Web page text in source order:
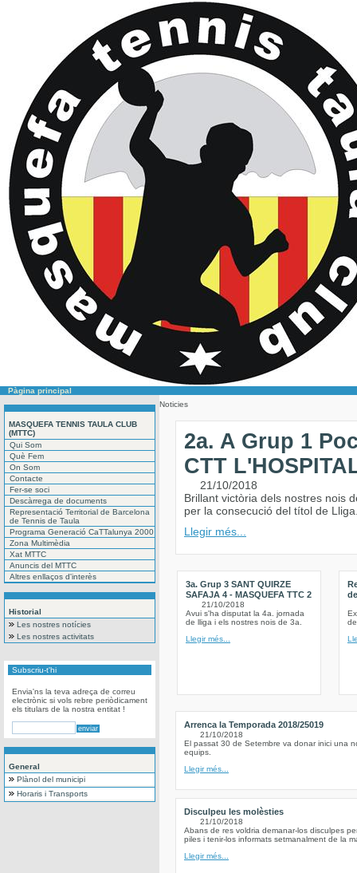
Pàgina principal
MASQUEFA TENNIS TAULA CLUB
(MTTC)
Qui Som
Què Fem
On Som
Contacte
Fer-se soci
Descàrrega de documents
Representació Territorial de Barcelona
de Tennis de Taula
Programa Generació CaTTalunya 2000
Zona Multimèdia
Xat MTTC
Anuncis del MTTC
Altres enllaços d'interès
Historial
Les nostres notícies
Les nostres activitats
Subscriu-t'hi
Envia'ns la teva adreça de correu
electrònic si vols rebre periòdicament
els titulars de la nostra entitat !
General
Plànol del municipi
Horaris i Transports
Noticies
2a. A Grup 1
CTT
21/10/2018
Brillant victòria dels nostres nois
per la consecució del títol de
Llegir més...
3a. Grup 3 SANT QUIRZE
SAFAJA 4 - MASQUEFA TTC 2
21/10/2018
Avui s'ha disputat la 4a. jornada
de lliga i els nostres nois de 3a.
Llegir més...
Arrenca la Temporada 2018/25019
21/10/2018
El passat 30 de Setembre va donar inici una
equips.
Llegir més...
Disculpeu les molèsties
21/10/2018
Abans de res voldria demanar-los disculpes
piles i tenir-los informats setmanalment de la
Llegir més...